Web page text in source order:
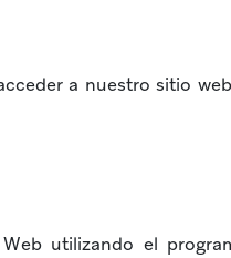
a nuestro sitio
utilizando el